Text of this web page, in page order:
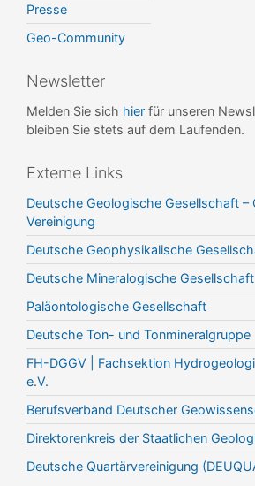
Presse
Geo-Community
Newsletter
Melden Sie sich hier für unseren
bleiben Sie stets auf dem Laufenden.
Externe Links
Deutsche Geologische Gesellschaft –
Vereinigung
Deutsche Geophysikalische
Deutsche Mineralogische Gesellschaft
Paläontologische Gesellschaft
Deutsche Ton- und Tonmineralgruppe
FH-DGGV | Fachsektion
e.V.
Berufsverband Deutscher
Direktorenkreis der Staatlichen
Deutsche Quartärvereinigung